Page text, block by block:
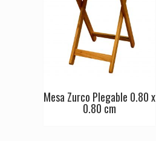
Mesa Zurco Plegable 0.80 x
0.80 cm